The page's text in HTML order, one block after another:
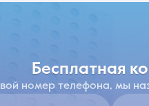
бесплатная
номер телефона, мы